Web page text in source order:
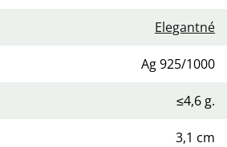
Elegantné
Ag 925/1000
≤4,6 g.
3,1 cm